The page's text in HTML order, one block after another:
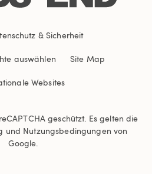
& Sicherheit
auswählen Site Map
Websites
geschützt. Es gelten die
und Nutzungsbedingungen von
Google.